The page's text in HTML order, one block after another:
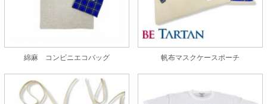
綿麻 コンビニエコバッグ 帆布マスクケースポーチ